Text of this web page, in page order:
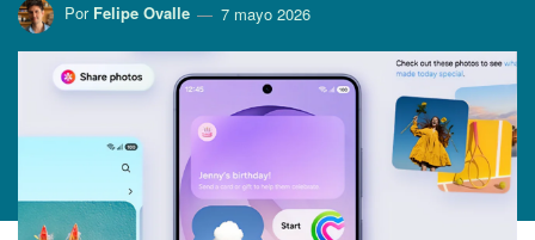
Por Felipe Ovalle 7 mayo 2026